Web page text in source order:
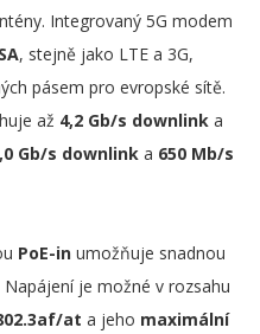
Integrovaný 5G modem
, stejně jako LTE a 3G,
pásem pro evropské sítě.
až 4,2 Gb/s downlink a
Gb/s downlink a 650 Mb/s
PoE-in umožňuje snadnou
je možné v rozsahu
at a jeho maximální